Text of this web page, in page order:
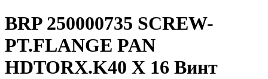
BRP 250000735 SCREW-
PT.FLANGE PAN
HDTORX.K40 X 16 Винт